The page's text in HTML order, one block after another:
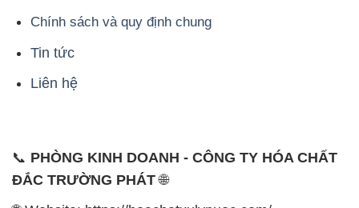
Chính sách và quy định chung
Tin tức
Liên hệ
📞 PHÒNG KINH DOANH - CÔNG TY HÓA CHẤT
ĐẮC TRƯỜNG PHÁT🌐